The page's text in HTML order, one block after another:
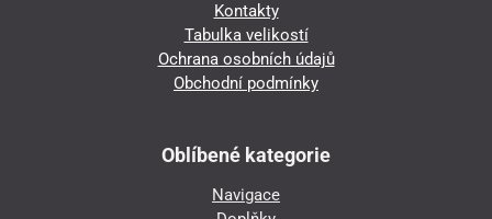
Kontakty
Tabulka velikostí
Ochrana osobních údajů
Obchodní podmínky
Oblíbené kategorie
Navigace